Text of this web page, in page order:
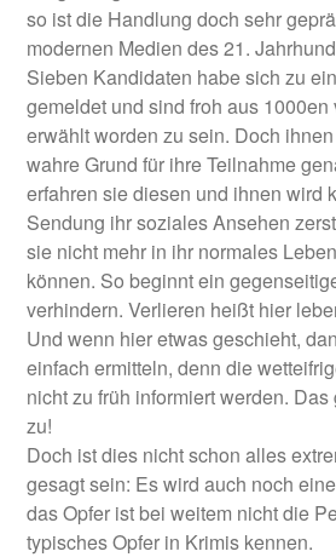
so ist die Handlung doch sehr
modernen Medien des 21.
Sieben Kandidaten habe sich zu
gemeldet und sind froh aus
erwählt worden zu sein. Doch
wahre Grund für ihre Teilnahme
erfahren sie diesen und ihnen wird
Sendung ihr soziales Ansehen
sie nicht mehr in ihr normales
können. So beginnt ein
verhindern. Verlieren heißt hier
Und wenn hier etwas geschieht,
einfach ermitteln, denn die
nicht zu früh informiert werden.
zu!
Doch ist dies nicht schon alles
gesagt sein: Es wird auch noch
das Opfer ist bei weitem nicht die
typisches Opfer in Krimis kennen.